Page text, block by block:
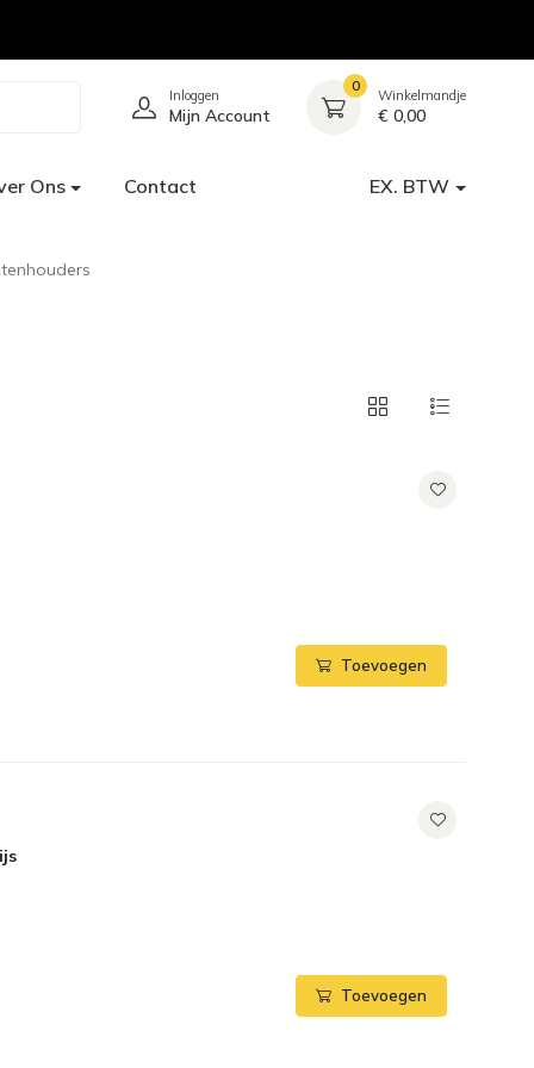
Inloggen
Mijn Account
0
Winkelmandje
€ 0,00
Ons Contact EX. BTW
Toevoegen
Toevoegen